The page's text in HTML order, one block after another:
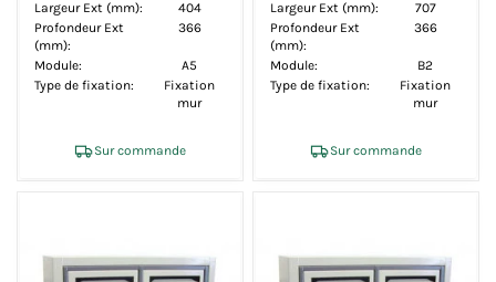
Largeur Ext (mm):
404
Profondeur Ext
(mm):
366
Module:
A5
Type de fixation:
Fixation
mur
Sur commande
Largeur Ext (mm):
707
Profondeur Ext
(mm):
366
Module:
B2
Type de fixation:
Fixation
mur
Sur commande